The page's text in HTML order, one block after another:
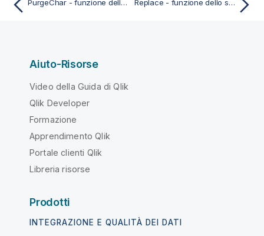
PurgeChar - funzione dello script e del grafico Replace - funzione dello script e del grafico
Aiuto-Risorse
Video della Guida di Qlik
Qlik Developer
Formazione
Apprendimento Qlik
Portale clienti Qlik
Libreria risorse
Prodotti
INTEGRAZIONE E QUALITÀ DEI DATI